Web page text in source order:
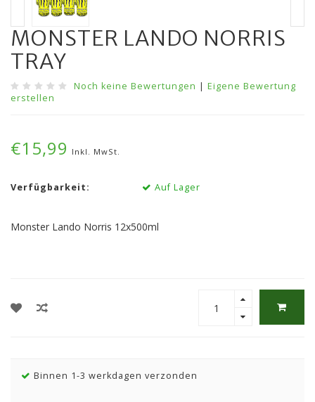
MONSTER LANDO NORRIS
TRAY
Noch keine Bewertungen | Eigene Bewertung
erstellen
€15,99 Inkl. MwSt.
Verfügbarkeit: Auf Lager
Monster Lando Norris 12x500ml
Binnen 1-3 werkdagen verzonden